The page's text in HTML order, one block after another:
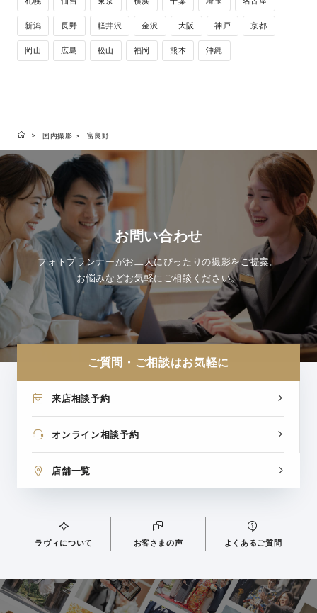
新潟 長野 軽井沢 金沢 大阪 神戸 京都
岡山 広島 松山 福岡 熊本 沖縄
国内撮影 富良野
お問い合わせ
フォトプランナーがお二人にぴったりの撮影をご提案。
お悩みなどお気軽にご相談ください。
ご質問・ご相談はお気軽に
来店相談予約
オンライン相談予約
店舗一覧
ラヴィについて お客さまの声 よくあるご質問